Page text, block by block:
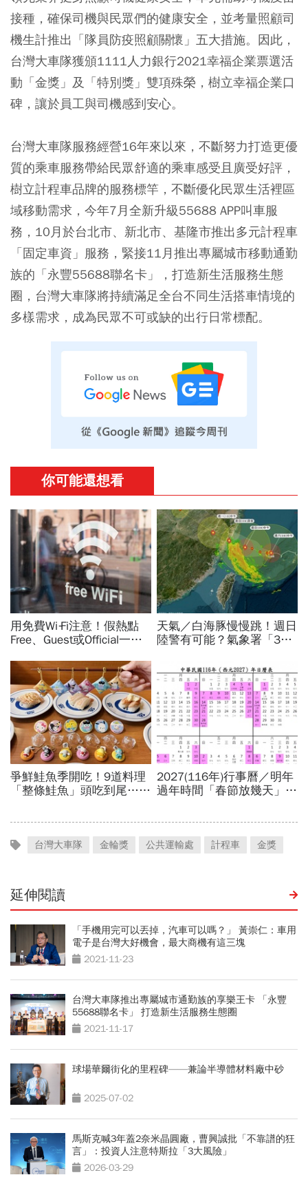
接種，確保司機與民眾們的健康安全，並考量照顧司
機生計推出「隊員防疫照顧關懷」五大措施。因此，
台灣大車隊獲頒1111人力銀行2021幸福企業票選活
動「金獎」及「特別獎」雙項殊榮，樹立幸福企業口
碑，讓於員工與司機感到安心。
台灣大車隊服務經營16年來以來，不斷努力打造更優
質的乘車服務帶給民眾舒適的乘車感受且廣受好評，
樹立計程車品牌的服務標竿，不斷優化民眾生活裡區
域移動需求，今年7月全新升級55688 APP叫車服
務，10月於台北市、新北市、基隆市推出多元計程車
「固定車資」服務，緊接11月推出專屬城市移動通勤
族的「永豐55688聯名卡」，打造新生活服務生態
圈，台灣大車隊將持續滿足全台不同生活搭車情境的
多樣需求，成為民眾不可或缺的出行日常標配。
台灣大車隊 金輪獎 公共運輸處 計程車 金獎
延伸閱讀
「手機用完可以丟掉，汽車可以嗎？」 黃崇仁：車用
電子是台灣大好機會，最大商機有這三塊
2021-11-23
台灣大車隊推出專屬城市通勤族的享樂王卡 「永豐
55688聯名卡」 打造新生活服務生態圈
2021-11-17
球場華爾街化的里程碑——兼論半導體材料廠中砂
2025-07-02
馬斯克喊3年蓋2奈米晶圓廠，曹興誠批「不靠譜的狂
言」：投資人注意特斯拉「3大風險」
2026-03-29